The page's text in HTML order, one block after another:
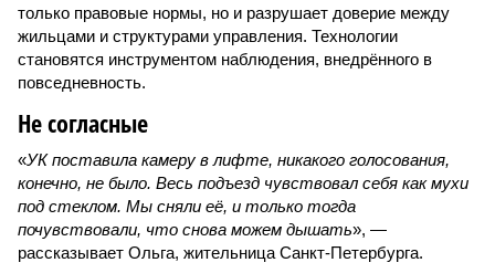
только правовые нормы, но и разрушает доверие между
жильцами и структурами управления. Технологии
становятся инструментом наблюдения, внедрённого в
повседневность.
Не согласные
«УК поставила камеру в лифте, никакого голосования,
конечно, не было. Весь подъезд чувствовал себя как мухи
под стеклом. Мы сняли её, и только тогда
почувствовали, что снова можем дышать», —
рассказывает Ольга, жительница Санкт-Петербурга.